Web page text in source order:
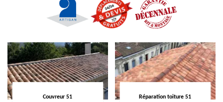
Couvreur 51 Réparation toiture 51